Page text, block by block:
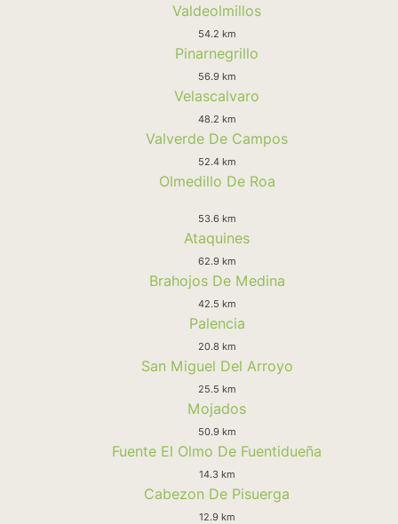
Valdeolmillos
54.2 km
Pinarnegrillo
56.9 km
Velascalvaro
48.2 km
Valverde De Campos
52.4 km
Olmedillo De Roa
53.6 km
Ataquines
62.9 km
Brahojos De Medina
42.5 km
Palencia
20.8 km
San Miguel Del Arroyo
25.5 km
Mojados
50.9 km
Fuente El Olmo De Fuentidueña
14.3 km
Cabezon De Pisuerga
12.9 km